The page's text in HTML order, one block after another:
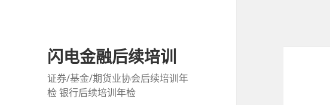
闪电金融后续培训
证券/基金/期货业协会后续培训年
检 银行后续培训年检